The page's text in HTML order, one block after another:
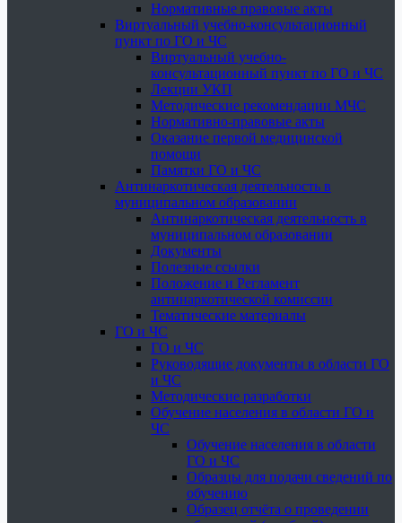
Нормативные правовые акты
Виртуальный учебно-консультационный
пункт по ГО и ЧС
Виртуальный учебно-
консультационный пункт по ГО и ЧС
Лекции УКП
Методические рекомендации МЧС
Нормативно-правовые акты
Оказание первой медицинской
помощи
Памятки ГО и ЧС
Антинаркотическая деятельность в
муниципальном образовании
Антинаркотическая деятельность в
муниципальном образовании
Документы
Полезные ссылки
Положение и Регламент
антинаркотической комиссии
Тематические материалы
ГО и ЧС
ГО и ЧС
Руководящие документы в области ГО
и ЧС
Методические разработки
Обучение населения в области ГО и
ЧС
Обучение населения в области
ГО и ЧС
Образцы для подачи сведений по
обучению
Образец отчёта о проведении